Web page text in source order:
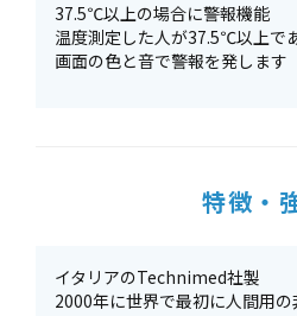
37.5℃以上の場合に警報機能
温度測定した人が37.5℃以上で
画面の色と音で警報を発します
特徴・
イタリアのTechnimed社製
2000年に世界で最初に人間用